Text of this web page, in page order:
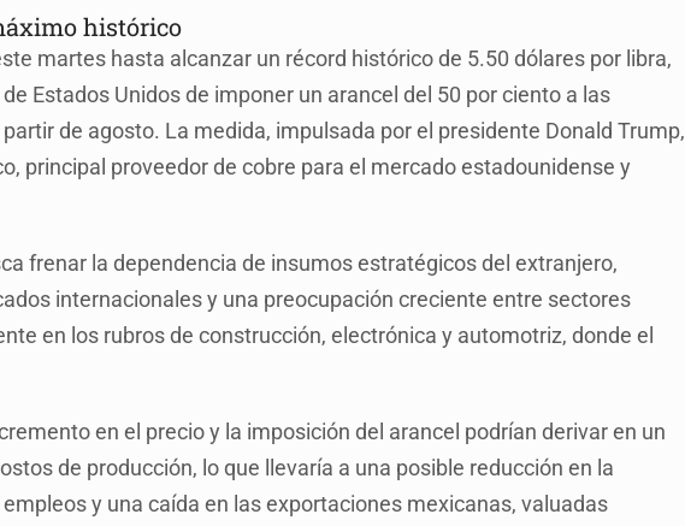
histórico
martes hasta alcanzar un récord histórico de 5.50 dólares por libra,
Estados Unidos de imponer un arancel del 50 por ciento a las
de agosto. La medida, impulsada por el presidente Donald Trump,
principal proveedor de cobre para el mercado estadounidense y
frenar la dependencia de insumos estratégicos del extranjero,
internacionales y una preocupación creciente entre sectores
en los rubros de construcción, electrónica y automotriz, donde el
en el precio y la imposición del arancel podrían derivar en un
de producción, lo que llevaría a una posible reducción en la
y una caída en las exportaciones mexicanas, valuadas